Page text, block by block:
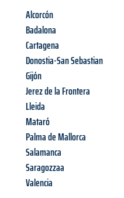
Alcorcón
Badalona
Cartagena
Donostia-San Sebastian
Gijón
Jerez de la Frontera
Lleida
Mataró
Palma de Mallorca
Salamanca
Saragozzaa
Valencia